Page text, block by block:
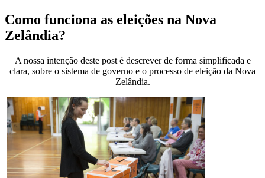
Como funciona as eleições na Nova
Zelândia?
A nossa intenção deste post é descrever de forma simplificada e
clara, sobre o sistema de governo e o processo de eleição da Nova
Zelândia.